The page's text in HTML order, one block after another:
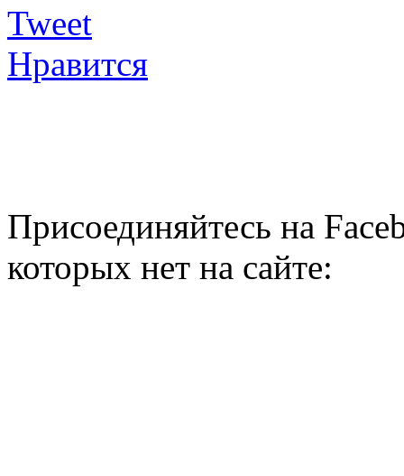
Tweet
Нравится
Присоединяйтесь на
которых нет на сайте: